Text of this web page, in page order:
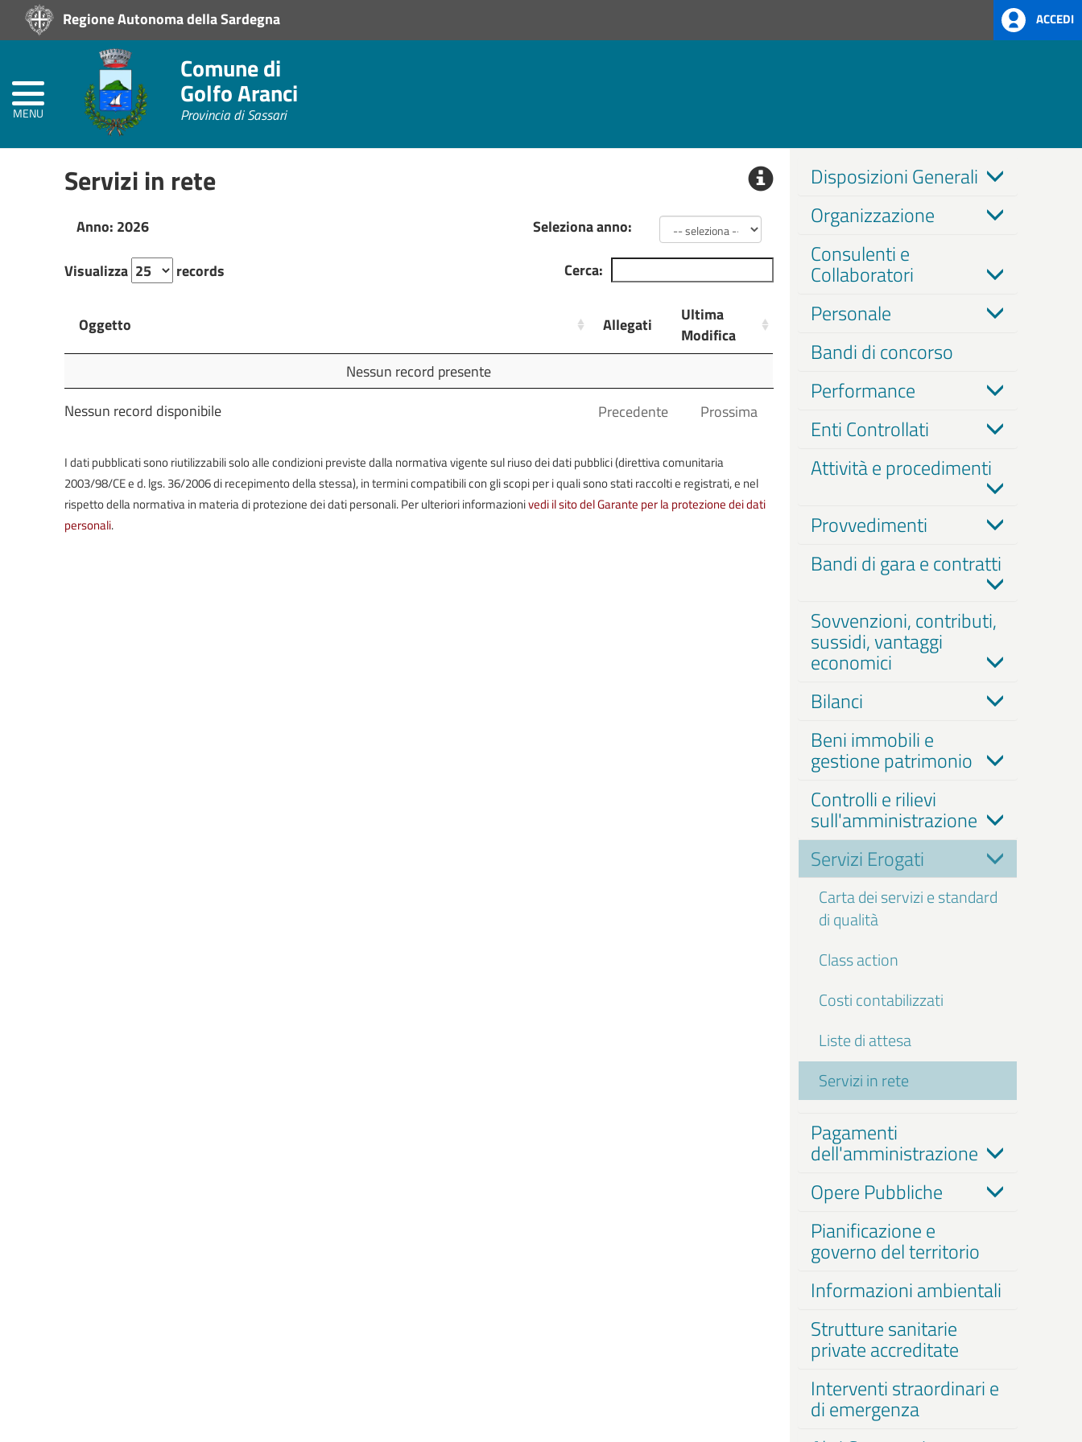
Regione Autonoma della Sardegna ACCEDI
Comune di
Golfo Aranci
Provincia di Sassari
MENU
Home
alla
Corruzione
L.
Amministrazione
TrasparenteServizi in rete
Anno: 2026
Seleziona anno:
Visualizza
records Cerca:
Oggetto Allegati
Ultima
Modifica
Modifica
Nessun record presente
Nessun record disponibile
Precedente Prossima
I dati pubblicati sono riutilizzabili solo alle condizioni previste dalla normativa vigente sul riuso dei dati pubblici (direttiva comunitaria
2003/98/CE e d. lgs. 36/2006 di recepimento della stessa), in termini compatibili con gli scopi per i quali sono stati raccolti e registrati, e nel
rispetto della normativa in materia di protezione dei dati personali. Per ulteriori informazionivedi il sito del Garante per la protezione dei dati
personali.
Disposizioni Generali
Organizzazione
Consulenti e
Collaboratori
Personale
Bandi di concorso
Performance
Enti Controllati
Attività e procedimenti
Provvedimenti
Bandi di gara e contratti
Sovvenzioni, contributi,
sussidi, vantaggi
economici
Bilanci
Beni immobili e
gestione patrimonio
Controlli e rilievi
sull'amministrazione
Servizi Erogati
Carta dei servizi e standard
di qualità
Class action
Costi contabilizzati
Liste di attesa
Servizi in rete
Pagamenti
dell'amministrazione
Opere Pubbliche
Pianificazione e
governo del territorio
Informazioni ambientali
Strutture sanitarie
private accreditate
Interventi straordinari e
di emergenza